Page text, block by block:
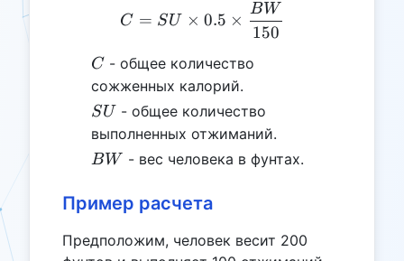
C = SU \times 0.5
C = SU × 0.5 ×
150
BW
C
C - общее количество
сожженных калорий.
SU
SU - общее количество
выполненных отжиманий.
BW
BW - вес человека в фунтах.
Пример расчета
Предположим, человек весит 200